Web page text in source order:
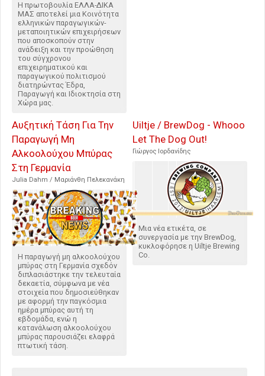
Η πρωτοβουλία ΕΛΛΑ-ΔΙΚΑ
ΜΑΣ αποτελεί μια Κοινότητα
ελληνικών παραγωγικών-
μεταποιητικών επιχειρήσεων
που αποσκοπούν στην
ανάδειξη και την προώθηση
του σύγχρονου
επιχειρηματικού και
παραγωγικού πολιτισμού
διατηρώντας Έδρα,
Παραγωγή και Ιδιοκτησία στη
Χώρα μας.
Αυξητική Τάση Για Την
Παραγωγή Μη
Αλκοολούχου Μπύρας
Στη Γερμανία
Julia Dahm / Μαριάνθη Πελεκανάκη
Η παραγωγή μη αλκοολούχου
μπύρας στη Γερμανία σχεδόν
διπλασιάστηκε την τελευταία
δεκαετία, σύμφωνα με νέα
στοιχεία που δημοσιεύθηκαν
με αφορμή την παγκόσμια
ημέρα μπύρας αυτή τη
εβδομάδα, ενώ η
κατανάλωση αλκοολούχου
μπύρας παρουσιάζει ελαφρά
πτωτική τάση.
Uiltje / BrewDog - Whooo
Let The Dog Out!
Γιώργος Ιορδανίδης
Μια νέα ετικέτα, σε
συνεργασία με την BrewDog,
κυκλοφόρησε η Uiltje Brewing
Co.